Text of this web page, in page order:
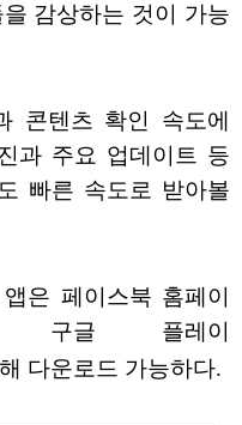
감상하는 것이 가능
콘텐츠 확인 속도에
과 주요 업데이트 등
빠른 속도로 받아볼
은 페이스북 홈페이
구글 플레이
다운로드 가능하다.